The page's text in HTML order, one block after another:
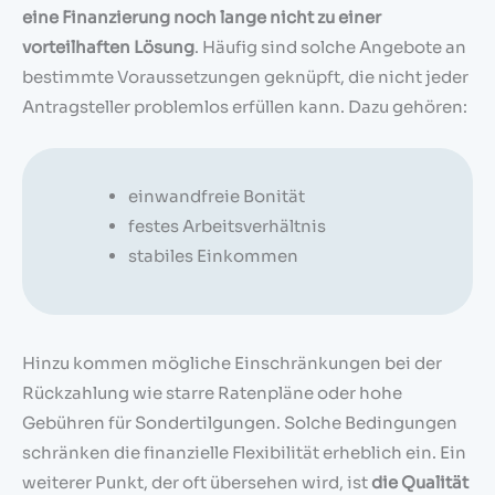
eine Finanzierung noch lange nicht zu einer
vorteilhaften Lösung. Häufig sind solche Angebote an
bestimmte Voraussetzungen geknüpft, die nicht jeder
Antragsteller problemlos erfüllen kann. Dazu gehören:
einwandfreie Bonität
festes Arbeitsverhältnis
stabiles Einkommen
Hinzu kommen mögliche Einschränkungen bei der
Rückzahlung wie starre Ratenpläne oder hohe
Gebühren für Sondertilgungen. Solche Bedingungen
schränken die finanzielle Flexibilität erheblich ein. Ein
weiterer Punkt, der oft übersehen wird, istdie Qualität